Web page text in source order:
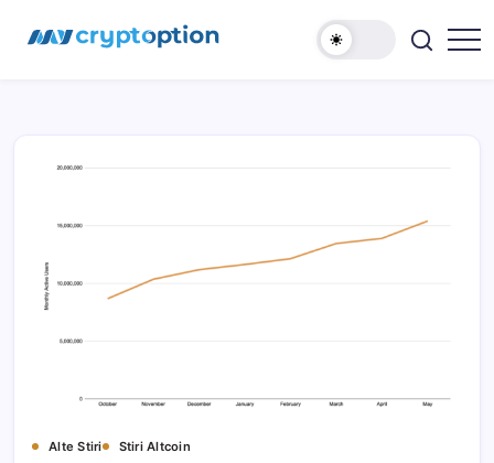
MyCryptOption
Alte Stiri Stiri Altcoin